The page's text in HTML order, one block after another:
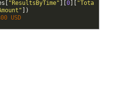
"ResultsByTime" 0
"Tota
)
USD